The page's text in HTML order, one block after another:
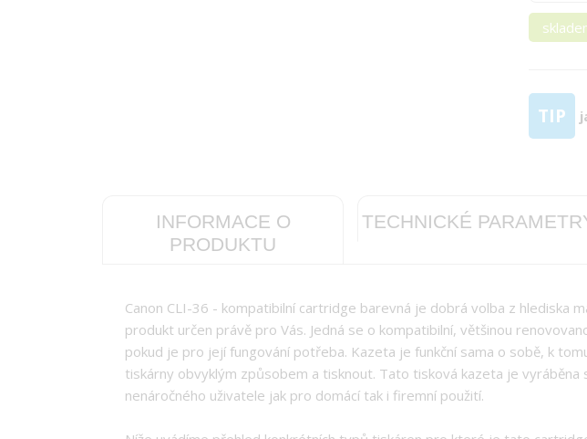
TIP
INFORMACE O
PRODUKTU
TECHNICKÉ
Canon CLI-36 - kompatibilní cartridge barevná je dobrá volba z hlediska
produkt určen právě pro Vás. Jedná se o kompatibilní, většinou
pokud je pro její fungování potřeba. Kazeta je funkční sama o sobě, k
tiskárny obvyklým způsobem a tisknout. Tato tisková kazeta je
nenáročného uživatele jak pro domácí tak i firemní použití.